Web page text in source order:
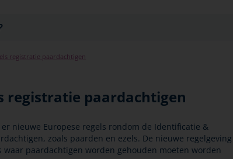
registratie paardachtigen
registratie paardachtigen
nieuwe Europese regels rondom de Identificatie &
zoals paarden en ezels. De nieuwe regelgeving
paardachtigen worden gehouden moeten worden